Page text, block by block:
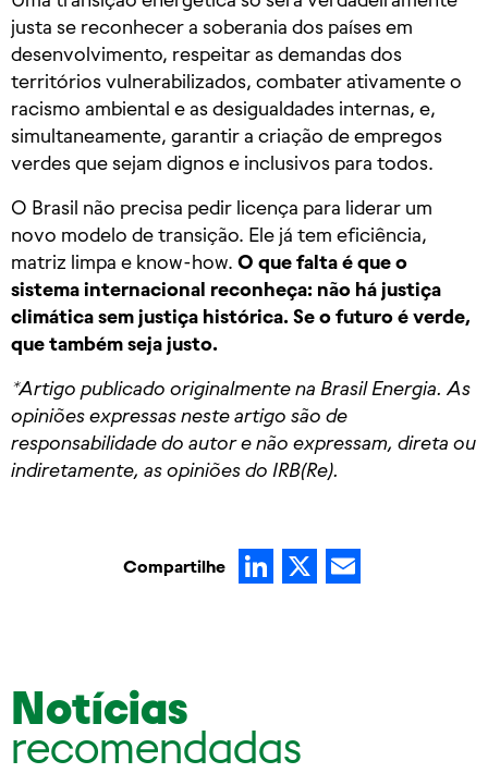
justa se reconhecer a soberania dos países em
desenvolvimento, respeitar as demandas dos
territórios vulnerabilizados, combater ativamente o
racismo ambiental e as desigualdades internas, e,
simultaneamente, garantir a criação de empregos
verdes que sejam dignos e inclusivos para todos.
O Brasil não precisa pedir licença para liderar um
novo modelo de transição. Ele já tem eficiência,
matriz limpa e know-how. O que falta é que o
sistema internacional reconheça: não há justiça
climática sem justiça histórica. Se o futuro é verde,
que também seja justo.
*Artigo publicado originalmente na Brasil Energia. As
opiniões expressas neste artigo são de
responsabilidade do autor e não expressam, direta ou
indiretamente, as opiniões do IRB(Re).
Compartilhe LinkedIn
X
Notícias
recomendadas